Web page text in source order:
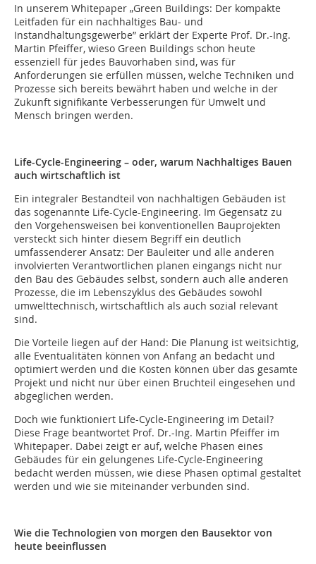
In unserem Whitepaper „Green Buildings: Der kompakte
Leitfaden für ein nachhaltiges Bau- und
Instandhaltungsgewerbe” erklärt der Experte Prof. Dr.-Ing.
Martin Pfeiffer, wieso Green Buildings schon heute
essenziell für jedes Bauvorhaben sind, was für
Anforderungen sie erfüllen müssen, welche Techniken und
Prozesse sich bereits bewährt haben und welche in der
Zukunft signifikante Verbesserungen für Umwelt und
Mensch bringen werden.
Life-Cycle-Engineering – oder, warum Nachhaltiges Bauen
auch wirtschaftlich ist
Ein integraler Bestandteil von nachhaltigen Gebäuden ist
das sogenannte Life-Cycle-Engineering. Im Gegensatz zu
den Vorgehensweisen bei konventionellen Bauprojekten
versteckt sich hinter diesem Begriff ein deutlich
umfassenderer Ansatz: Der Bauleiter und alle anderen
involvierten Verantwortlichen planen eingangs nicht nur
den Bau des Gebäudes selbst, sondern auch alle anderen
Prozesse, die im Lebenszyklus des Gebäudes sowohl
umwelttechnisch, wirtschaftlich als auch sozial relevant
sind.
Die Vorteile liegen auf der Hand: Die Planung ist weitsichtig,
alle Eventualitäten können von Anfang an bedacht und
optimiert werden und die Kosten können über das gesamte
Projekt und nicht nur über einen Bruchteil eingesehen und
abgeglichen werden.
Doch wie funktioniert Life-Cycle-Engineering im Detail?
Diese Frage beantwortet Prof. Dr.-Ing. Martin Pfeiffer im
Whitepaper. Dabei zeigt er auf, welche Phasen eines
Gebäudes für ein gelungenes Life-Cycle-Engineering
bedacht werden müssen, wie diese Phasen optimal gestaltet
werden und wie sie miteinander verbunden sind.
Wie die Technologien von morgen den Bausektor von
heute beeinflussen